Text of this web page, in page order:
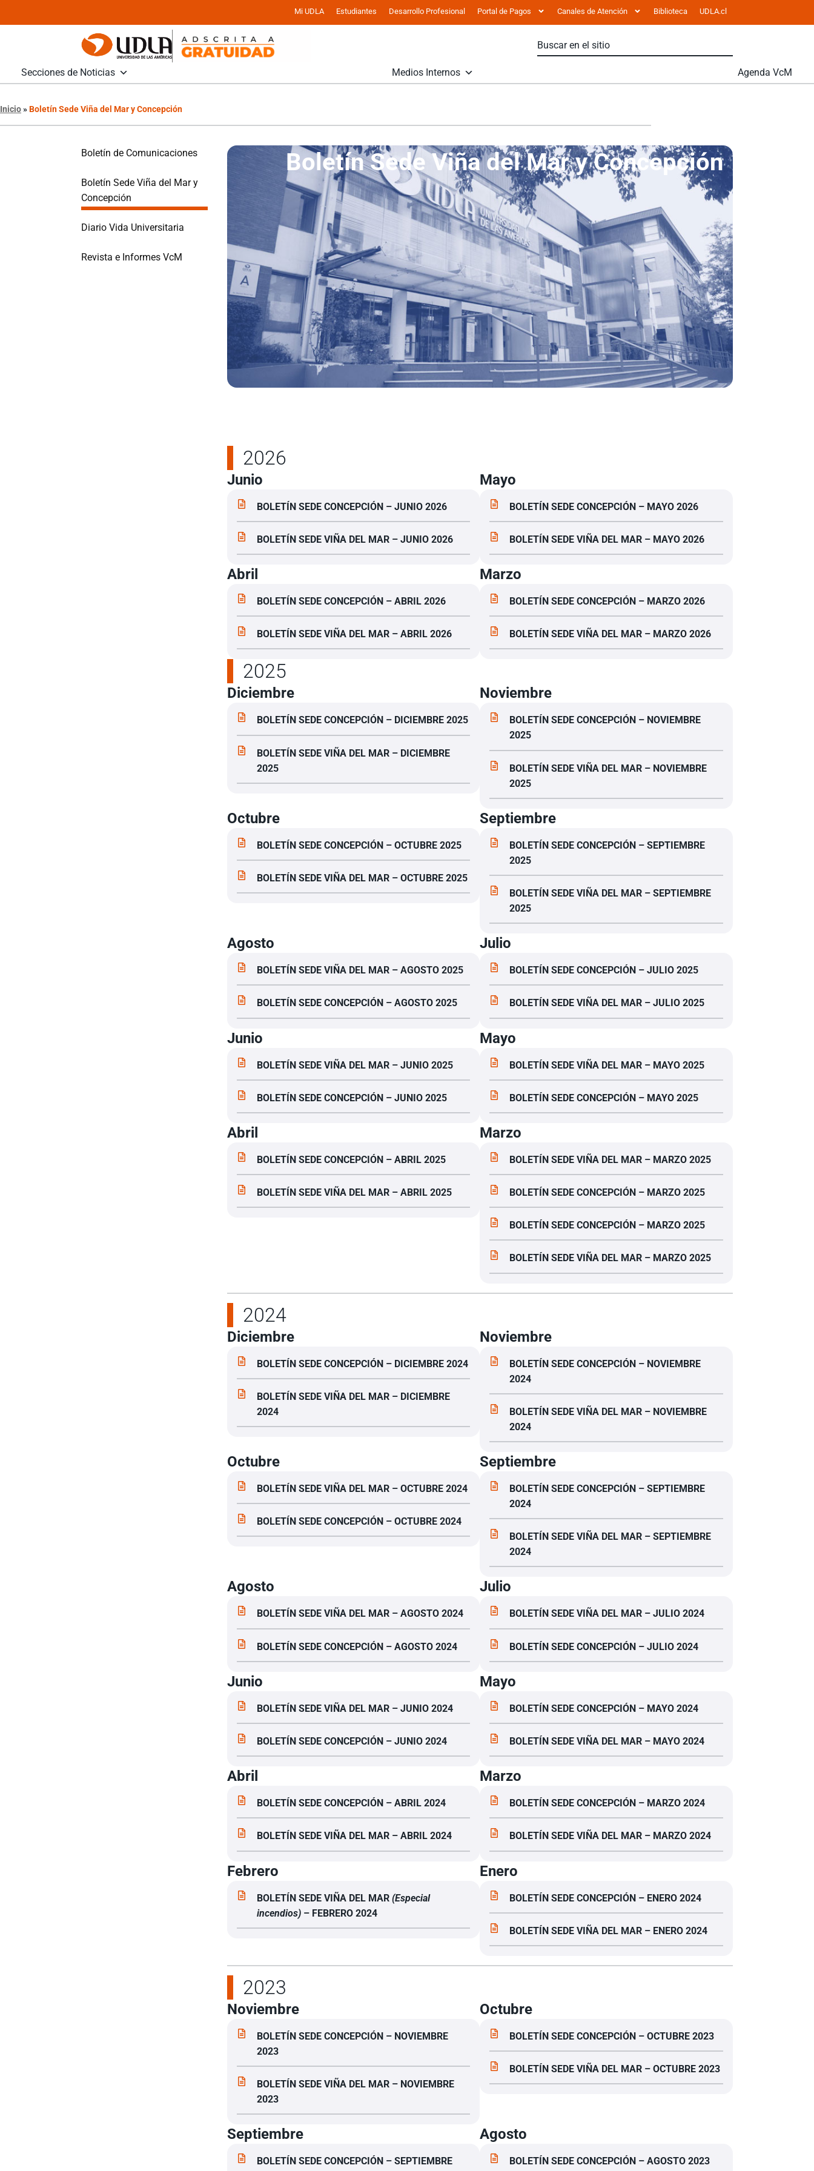
Mi UDLA Estudiantes Desarrollo Profesional Portal de Pagos Canales de Atención Biblioteca UDLA.cl
Secciones de Noticias Medios Internos Agenda VcM
Inicio»Boletín Sede Viña del Mar y Concepción
Boletín de Comunicaciones
Boletín Sede Viña del Mar y
Concepción
Diario Vida Universitaria
Revista e Informes VcM
Boletín Sede Viña del Mar y Concepción
2026
Junio
BOLETÍN SEDE CONCEPCIÓN – JUNIO 2026
BOLETÍN SEDE VIÑA DEL MAR – JUNIO 2026
Mayo
BOLETÍN SEDE CONCEPCIÓN – MAYO 2026
BOLETÍN SEDE VIÑA DEL MAR – MAYO 2026
Abril
BOLETÍN SEDE CONCEPCIÓN – ABRIL 2026
BOLETÍN SEDE VIÑA DEL MAR – ABRIL 2026
Marzo
BOLETÍN SEDE CONCEPCIÓN – MARZO 2026
BOLETÍN SEDE VIÑA DEL MAR – MARZO 2026
2025
Diciembre
BOLETÍN SEDE CONCEPCIÓN – DICIEMBRE 2025
BOLETÍN SEDE VIÑA DEL MAR – DICIEMBRE
2025
Noviembre
BOLETÍN SEDE CONCEPCIÓN – NOVIEMBRE
2025
BOLETÍN SEDE VIÑA DEL MAR – NOVIEMBRE
2025
Octubre
BOLETÍN SEDE CONCEPCIÓN – OCTUBRE 2025
BOLETÍN SEDE VIÑA DEL MAR – OCTUBRE 2025
Septiembre
BOLETÍN SEDE CONCEPCIÓN – SEPTIEMBRE
2025
BOLETÍN SEDE VIÑA DEL MAR – SEPTIEMBRE
2025
Agosto
BOLETÍN SEDE VIÑA DEL MAR – AGOSTO 2025
BOLETÍN SEDE CONCEPCIÓN – AGOSTO 2025
Julio
BOLETÍN SEDE CONCEPCIÓN – JULIO 2025
BOLETÍN SEDE VIÑA DEL MAR – JULIO 2025
Junio
BOLETÍN SEDE VIÑA DEL MAR – JUNIO 2025
BOLETÍN SEDE CONCEPCIÓN – JUNIO 2025
Mayo
BOLETÍN SEDE VIÑA DEL MAR – MAYO 2025
BOLETÍN SEDE CONCEPCIÓN – MAYO 2025
Abril
BOLETÍN SEDE CONCEPCIÓN – ABRIL 2025
BOLETÍN SEDE VIÑA DEL MAR – ABRIL 2025
Marzo
BOLETÍN SEDE VIÑA DEL MAR – MARZO 2025
BOLETÍN SEDE CONCEPCIÓN – MARZO 2025
BOLETÍN SEDE CONCEPCIÓN – MARZO 2025
BOLETÍN SEDE VIÑA DEL MAR – MARZO 2025
2024
Diciembre
BOLETÍN SEDE CONCEPCIÓN – DICIEMBRE 2024
BOLETÍN SEDE VIÑA DEL MAR – DICIEMBRE
2024
Noviembre
BOLETÍN SEDE CONCEPCIÓN – NOVIEMBRE
2024
BOLETÍN SEDE VIÑA DEL MAR – NOVIEMBRE
2024
Octubre
BOLETÍN SEDE VIÑA DEL MAR – OCTUBRE 2024
BOLETÍN SEDE CONCEPCIÓN – OCTUBRE 2024
Septiembre
BOLETÍN SEDE CONCEPCIÓN – SEPTIEMBRE
2024
BOLETÍN SEDE VIÑA DEL MAR – SEPTIEMBRE
2024
Agosto
BOLETÍN SEDE VIÑA DEL MAR – AGOSTO 2024
BOLETÍN SEDE CONCEPCIÓN – AGOSTO 2024
Julio
BOLETÍN SEDE VIÑA DEL MAR – JULIO 2024
BOLETÍN SEDE CONCEPCIÓN – JULIO 2024
Junio
BOLETÍN SEDE VIÑA DEL MAR – JUNIO 2024
BOLETÍN SEDE CONCEPCIÓN – JUNIO 2024
Mayo
BOLETÍN SEDE CONCEPCIÓN – MAYO 2024
BOLETÍN SEDE VIÑA DEL MAR – MAYO 2024
Abril
BOLETÍN SEDE CONCEPCIÓN – ABRIL 2024
BOLETÍN SEDE VIÑA DEL MAR – ABRIL 2024
Marzo
BOLETÍN SEDE CONCEPCIÓN – MARZO 2024
BOLETÍN SEDE VIÑA DEL MAR – MARZO 2024
Febrero
BOLETÍN SEDE VIÑA DEL MAR(Especial
incendios) – FEBRERO 2024
Enero
BOLETÍN SEDE CONCEPCIÓN – ENERO 2024
BOLETÍN SEDE VIÑA DEL MAR – ENERO 2024
2023
Noviembre
BOLETÍN SEDE CONCEPCIÓN – NOVIEMBRE
2023
BOLETÍN SEDE VIÑA DEL MAR – NOVIEMBRE
2023
Octubre
BOLETÍN SEDE CONCEPCIÓN – OCTUBRE 2023
BOLETÍN SEDE VIÑA DEL MAR – OCTUBRE 2023
Septiembre
BOLETÍN SEDE CONCEPCIÓN – SEPTIEMBRE
Agosto
BOLETÍN SEDE CONCEPCIÓN – AGOSTO 2023